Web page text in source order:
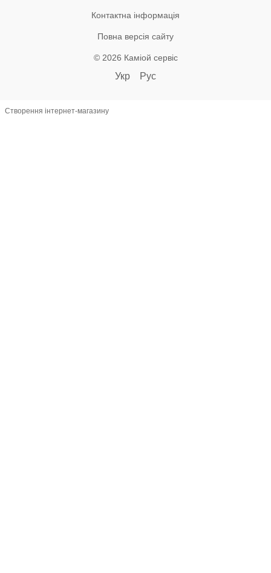
Контактна інформація
Повна версія сайту
© 2026 Каміой сервіс
Укр Рус
Створення інтернет-магазину